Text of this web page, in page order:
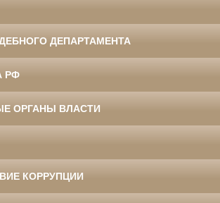
ДЕПАРТАМЕНТА
РФ
ОРГАНЫ ВЛАСТИ
КОРРУПЦИИ